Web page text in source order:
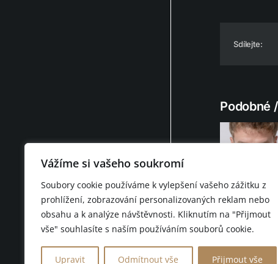
Vážíme si vašeho soukromí
Soubory cookie používáme k vylepšení vašeho zážitku z
prohlížení, zobrazování personalizovaných reklam nebo
obsahu a k analýze návštěvnosti. Kliknutím na "Přijmout
vše" souhlasíte s naším používáním souborů cookie.
Upravit Odmítnout vše Přijmout vše
Sdílejte:
Podobné
Denis Jar
© 2026 D.F.C. FASHION